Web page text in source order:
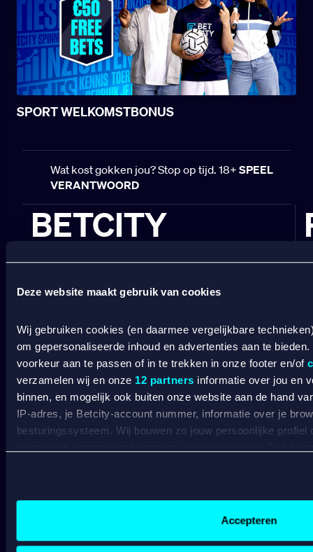
Deze website maakt gebruik van cookies
Wij gebruiken cookies (en daarmee vergelijkbare
om gepersonaliseerde inhoud en advertenties aan te
voorkeur aan te passen of in te trekken in onze footer en/of
verzamelen wij en onze 12 partners informatie over jou en
binnen, en mogelijk ook buiten onze website aan de hand
IP-adres, je Betcity-account nummer, informatie over je
besturingssysteem. Wij bouwen zo jouw persoonlijke profiel
Sociale media functionaliteit.
Accepteren
SPORT WELKOMSTBONUS
Wat kost gokken jou? Stop op tijd. 18+ SPEEL
VERANTWOORD
BETCITY
SPORTSBOOK
Wedden op sport
Wedden op Ajax
Wedden op PSV
Wedden op Feyenoord
CASINO
Online casino
Online gokken
Live blackjack